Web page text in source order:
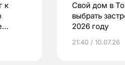
к
Свой дом в
выбрать
2026 году
21:40 / 10.07.26